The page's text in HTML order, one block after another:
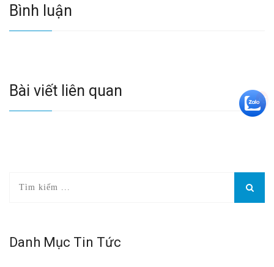
Bình luận
Bài viết liên quan
Danh Mục Tin Tức
+5